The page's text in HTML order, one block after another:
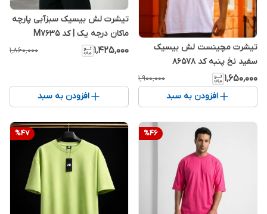
تیشرت مچینست لش بیسیک
سفید نخ پنبه کد ۸۶۵۷۸
۱٬۶۵۰٬۰۰۰ ۱٬۹۰۰٬۰۰۰
افزودن به سبد
تیشرت لش بیسیک سبزآبی پارچه
ماکان درجه یک | کد M7635
۱٬۴۲۵٬۰۰۰ ۱٬۸۶۰٬۰۰۰
افزودن به سبد
%46
%47